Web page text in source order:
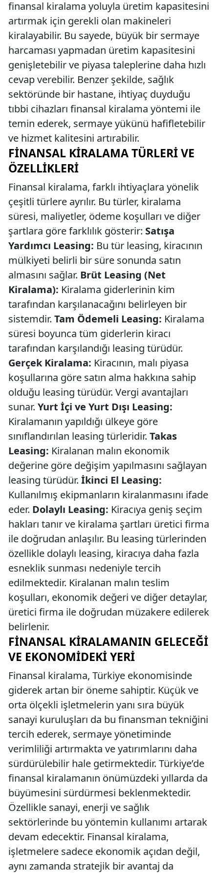
finansal kiralama yoluyla üretim kapasitesini
artırmak için gerekli olan makineleri
kiralayabilir. Bu sayede, büyük bir sermaye
harcaması yapmadan üretim kapasitesini
genişletebilir ve piyasa taleplerine daha hızlı
cevap verebilir. Benzer şekilde, sağlık
sektöründe bir hastane, ihtiyaç duyduğu
tıbbi cihazları finansal kiralama yöntemi ile
temin ederek, sermaye yükünü hafifletebilir
ve hizmet kalitesini artırabilir.
FINANSAL KIRALAMA TÜRLERI VE
ÖZELLIKLERI
Finansal kiralama, farklı ihtiyaçlara yönelik
çeşitli türlere ayrılır. Bu türler, kiralama
süresi, maliyetler, ödeme koşulları ve diğer
şartlara göre farklılık gösterir: Satışa
Yardımcı Leasing: Bu tür leasing, kiracının
mülkiyeti belirli bir süre sonunda satın
almasını sağlar. Brüt Leasing (Net
Kiralama): Kiralama giderlerinin kim
tarafından karşılanacağını belirleyen bir
sistemdir. Tam Ödemeli Leasing: Kiralama
süresi boyunca tüm giderlerin kiracı
tarafından karşılandığı leasing türüdür.
Gerçek Kiralama: Kiracının, malı piyasa
koşullarına göre satın alma hakkına sahip
olduğu leasing türüdür. Vergi avantajları
sunar. Yurt İçi ve Yurt Dışı Leasing:
Kiralamanın yapıldığı ülkeye göre
sınıflandırılan leasing türleridir. Takas
Leasing: Kiralanan malın ekonomik
değerine göre değişim yapılmasını sağlayan
leasing türüdür. İkinci El Leasing:
Kullanılmış ekipmanların kiralanmasını ifade
eder. Dolaylı Leasing: Kiracıya geniş seçim
hakları tanır ve kiralama şartları üretici firma
ile doğrudan anlaşılır. Bu leasing türlerinden
özellikle dolaylı leasing, kiracıya daha fazla
esneklik sunması nedeniyle tercih
edilmektedir. Kiralanan malın teslim
koşulları, ekonomik değeri ve diğer detaylar,
üretici firma ile doğrudan müzakere edilerek
belirlenir.
FINANSAL KIRALAMANIN GELECEĞI
VE EKONOMIDEKI YERI
Finansal kiralama, Türkiye ekonomisinde
giderek artan bir öneme sahiptir. Küçük ve
orta ölçekli işletmelerin yanı sıra büyük
sanayi kuruluşları da bu finansman tekniğini
tercih ederek, sermaye yönetiminde
verimliliği artırmakta ve yatırımlarını daha
sürdürülebilir hale getirmektedir. Türkiye’de
finansal kiralamanın önümüzdeki yıllarda da
büyümesini sürdürmesi beklenmektedir.
Özellikle sanayi, enerji ve sağlık
sektörlerinde bu yöntemin kullanımı artarak
devam edecektir. Finansal kiralama,
işletmelere sadece ekonomik açıdan değil,
aynı zamanda stratejik bir avantaj da